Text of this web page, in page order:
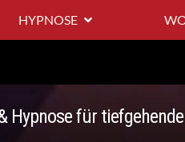
HYPNOSE
Hypnose für